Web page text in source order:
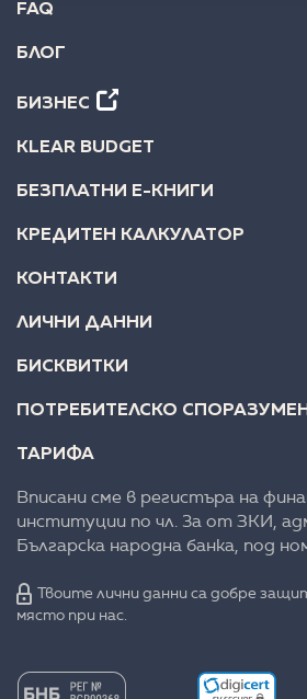
FAQ
БЛОГ
БИЗНЕС
KLEAR BUDGET
БЕЗПЛАТНИ Е-КНИГИ
КРЕДИТЕН КАЛКУЛАТОР
КОНТАКТИ
ЛИЧНИ ДАННИ
БИСКВИТКИ
ПОТРЕБИТЕЛСКО
ТАРИФА
Вписани сме в регистъра на
институции по чл. 3а от ЗКИ,
Българска народна банка, под
Твоите лични данни са добре
място при нас.